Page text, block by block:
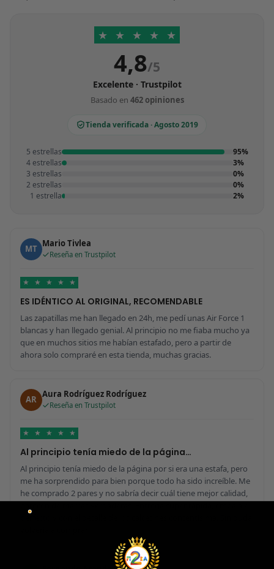
★ ★ ★ ★ ★
4,8/5
Excelente · Trustpilot
Basado en 462 opiniones
Tienda verificada · Agosto 2019
5 estrellas
95%
4 estrellas
3%
3 estrellas
0%
2 estrellas
0%
1 estrella
2%
MT Mario Tivlea
Reseña en Trustpilot
★ ★ ★ ★ ★
ES IDÉNTICO AL ORIGINAL, RECOMENDABLE
Las zapatillas me han llegado en 24h, me pedí unas Air Force 1
blancas y han llegado genial. Al principio no me fiaba mucho ya
que en muchos sitios me habían estafado, pero a partir de
ahora solo compraré en esta tienda, muchas gracias.
AR Aura Rodríguez Rodríguez
Reseña en Trustpilot
★ ★ ★ ★ ★
Al principio tenía miedo de la página…
Al principio tenía miedo de la página por si era una estafa, pero
me ha sorprendido para bien porque todo ha sido increíble. Me
he comprado 2 pares y no sabría decir cuál tiene mejor calidad,